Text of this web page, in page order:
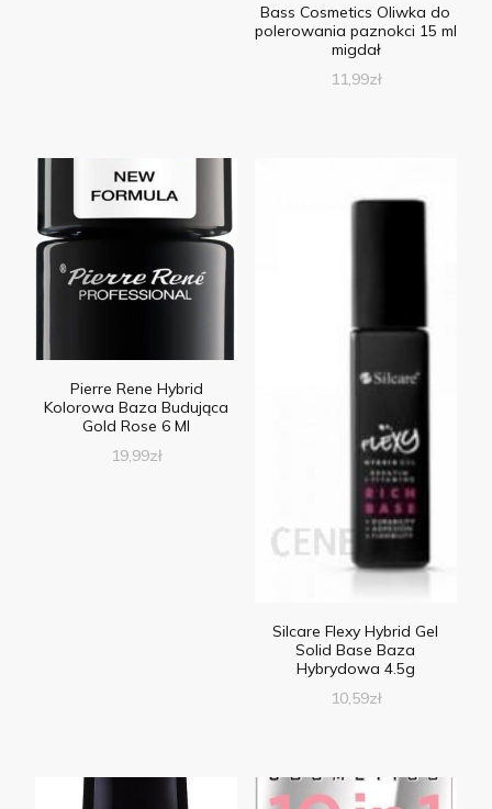
Bass Cosmetics Oliwka do
polerowania paznokci 15 ml
migdał
11,99zł
Pierre Rene Hybrid
Kolorowa Baza Budująca
Gold Rose 6 Ml
19,99zł
Silcare Flexy Hybrid Gel
Solid Base Baza
Hybrydowa 4.5g
10,59zł